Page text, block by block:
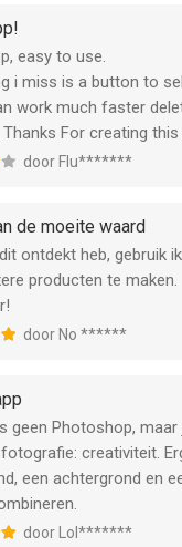
easy to use.
i miss is a button to
work much faster
Thanks For creating
door Flu*******
de moeite waard
ontdekt heb, gebruik
producten te maken.
door No ******
geen Photoshop,
creativiteit.
een achtergrond en
door Lol*******